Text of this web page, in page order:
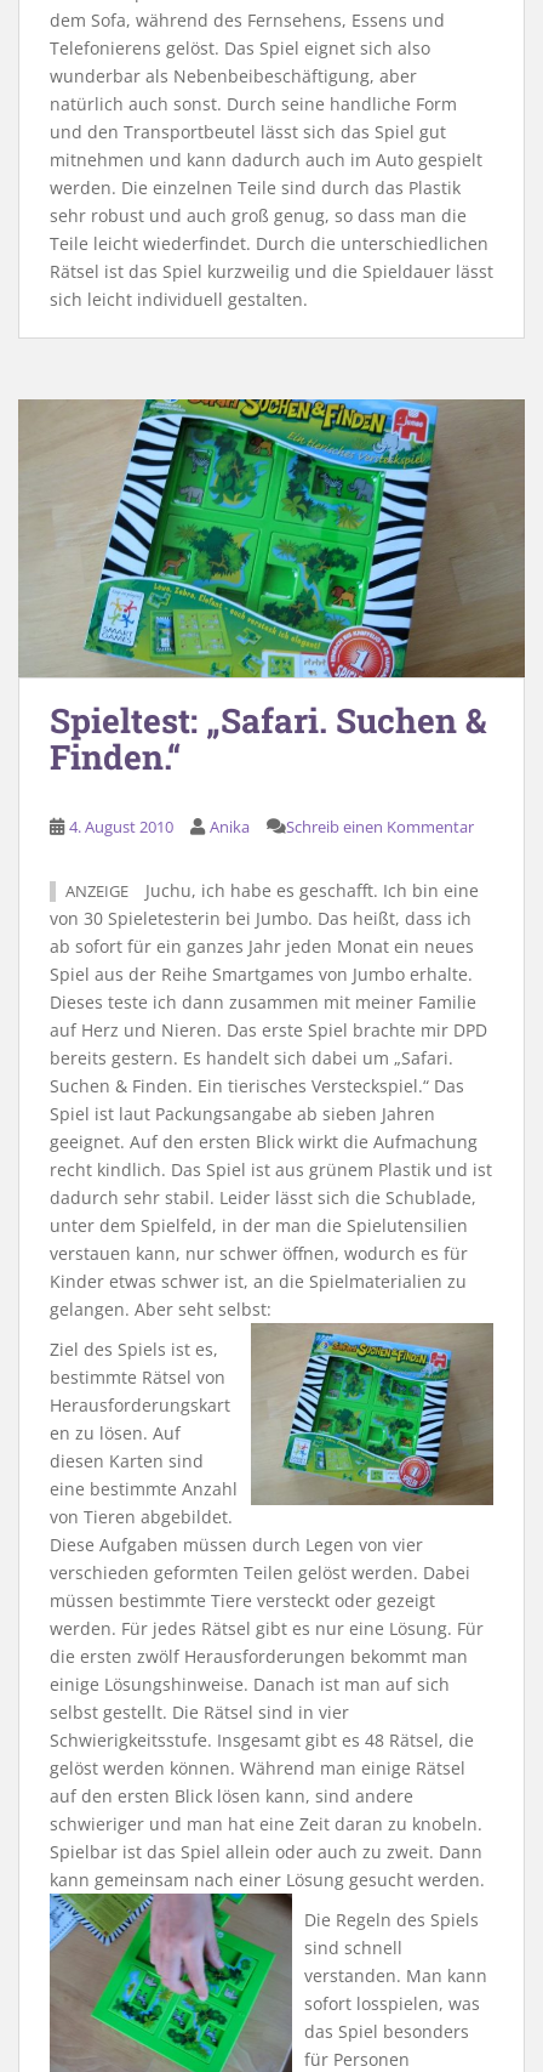
dem Sofa, während des Fernsehens, Essens und
Telefonierens gelöst. Das Spiel eignet sich also
wunderbar als Nebenbeibeschäftigung, aber
natürlich auch sonst. Durch seine handliche Form
und den Transportbeutel lässt sich das Spiel gut
mitnehmen und kann dadurch auch im Auto gespielt
werden. Die einzelnen Teile sind durch das Plastik
sehr robust und auch groß genug, so dass man die
Teile leicht wiederfindet. Durch die unterschiedlichen
Rätsel ist das Spiel kurzweilig und die Spieldauer lässt
sich leicht individuell gestalten.
Spieltest: „Safari. Suchen &
Finden.“
4. August 2010 Anika Schreib einen Kommentar
ANZEIGE
Juchu, ich habe es geschafft. Ich bin eine
von 30 Spieletesterin bei Jumbo. Das heißt, dass ich
ab sofort für ein ganzes Jahr jeden Monat ein neues
Spiel aus der Reihe Smartgames von Jumbo erhalte.
Dieses teste ich dann zusammen mit meiner Familie
auf Herz und Nieren. Das erste Spiel brachte mir DPD
bereits gestern. Es handelt sich dabei um „Safari.
Suchen & Finden. Ein tierisches Versteckspiel.“ Das
Spiel ist laut Packungsangabe ab sieben Jahren
geeignet. Auf den ersten Blick wirkt die Aufmachung
recht kindlich. Das Spiel ist aus grünem Plastik und ist
dadurch sehr stabil. Leider lässt sich die Schublade,
unter dem Spielfeld, in der man die Spielutensilien
verstauen kann, nur schwer öffnen, wodurch es für
Kinder etwas schwer ist, an die Spielmaterialien zu
gelangen. Aber seht selbst:
Ziel des Spiels ist es,
bestimmte Rätsel von
Herausforderungskart
en zu lösen. Auf
diesen Karten sind
eine bestimmte Anzahl
von Tieren abgebildet.
Diese Aufgaben müssen durch Legen von vier
verschieden geformten Teilen gelöst werden. Dabei
müssen bestimmte Tiere versteckt oder gezeigt
werden. Für jedes Rätsel gibt es nur eine Lösung. Für
die ersten zwölf Herausforderungen bekommt man
einige Lösungshinweise. Danach ist man auf sich
selbst gestellt. Die Rätsel sind in vier
Schwierigkeitsstufe. Insgesamt gibt es 48 Rätsel, die
gelöst werden können. Während man einige Rätsel
auf den ersten Blick lösen kann, sind andere
schwieriger und man hat eine Zeit daran zu knobeln.
Spielbar ist das Spiel allein oder auch zu zweit. Dann
kann gemeinsam nach einer Lösung gesucht werden.
Die Regeln des Spiels
sind schnell
verstanden. Man kann
sofort losspielen, was
das Spiel besonders
für Personen